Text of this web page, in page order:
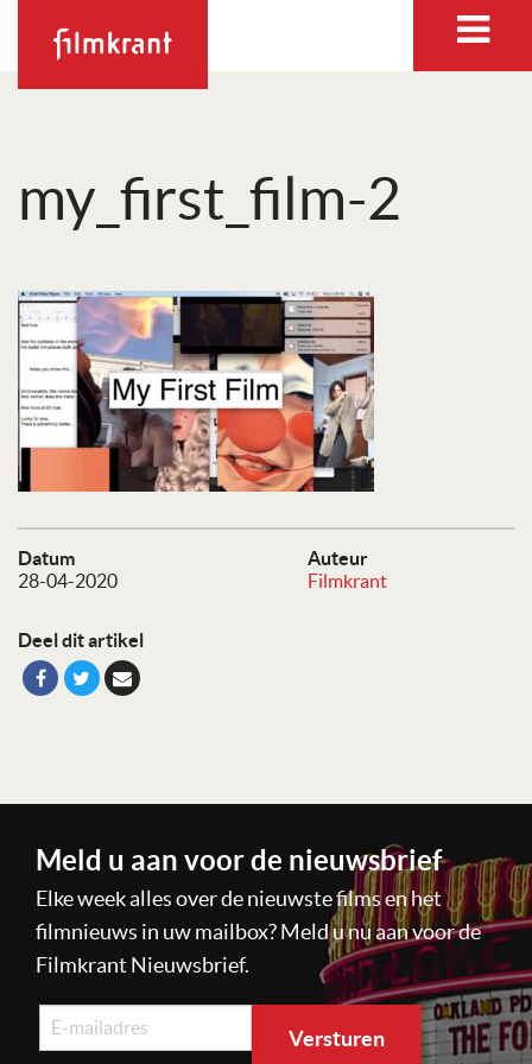
my_first_film-2
Datum
28-04-2020
Auteur
Filmkrant
Deel dit artikel
Meld u aan voor de nieuwsbrief
Elke week alles over de nieuwste films en het
filmnieuws in uw mailbox? Meld u nu aan voor de
Filmkrant Nieuwsbrief.